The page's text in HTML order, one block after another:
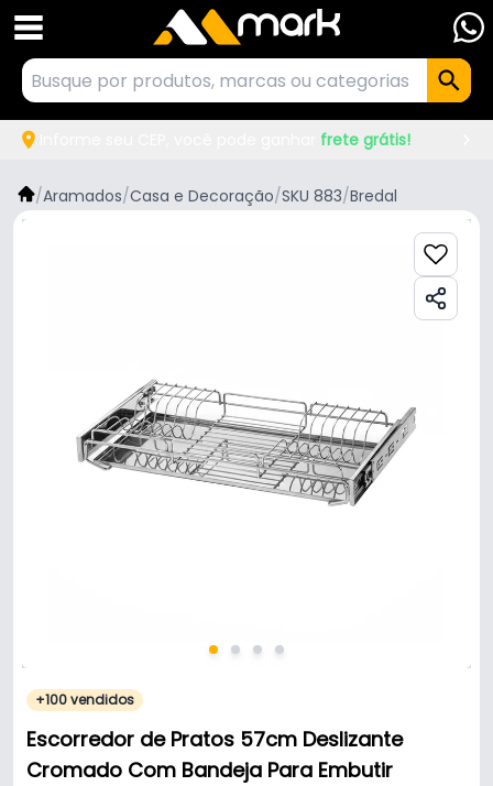
frete grátis!
/Aramados/Casa e Decoração/SKU 883/Bredal
+100 vendidos
Escorredor de Pratos 57cm Deslizante
Cromado Com Bandeja Para Embutir